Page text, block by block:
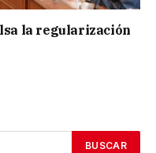
la regularización